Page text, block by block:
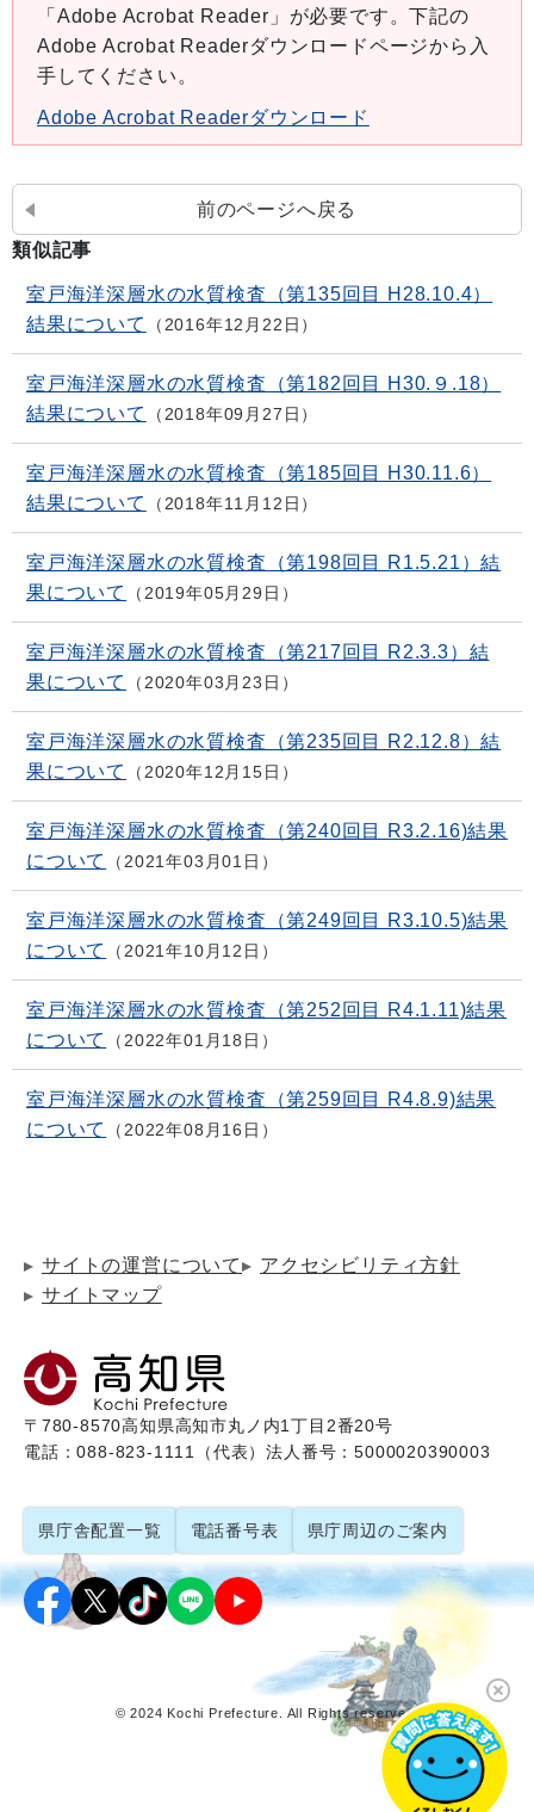
「Adobe Acrobat Reader」が必要です。下記の
Adobe Acrobat Readerダウンロードページから入
手してください。
Adobe Acrobat Readerダウンロード
前のページへ戻る
類似記事
室戸海洋深層水の水質検査（第135回目 H28.10.4）
結果について
2016年12月22日
室戸海洋深層水の水質検査（第182回目 H30.９.18）
結果について
2018年09月27日
室戸海洋深層水の水質検査（第185回目 H30.11.6）
結果について
2018年11月12日
室戸海洋深層水の水質検査（第198回目 R1.5.21）結
果について
2019年05月29日
室戸海洋深層水の水質検査（第217回目 R2.3.3）結
果について
2020年03月23日
室戸海洋深層水の水質検査（第235回目 R2.12.8）結
果について
2020年12月15日
室戸海洋深層水の水質検査（第240回目 R3.2.16)結果
について
2021年03月01日
室戸海洋深層水の水質検査（第249回目 R3.10.5)結果
について
2021年10月12日
室戸海洋深層水の水質検査（第252回目 R4.1.11)結果
について
2022年01月18日
室戸海洋深層水の水質検査（第259回目 R4.8.9)結果
について
2022年08月16日
サイトの運営について
アクセシビリティ方針
サイトマップ
〒780-8570高知県高知市丸ノ内1丁目2番20号
電話：088-823-1111（代表）法人番号：5000020390003
県庁舎配置一覧 電話番号表 県庁周辺のご案内
© 2024 Kochi Prefecture. All Rights reserved.